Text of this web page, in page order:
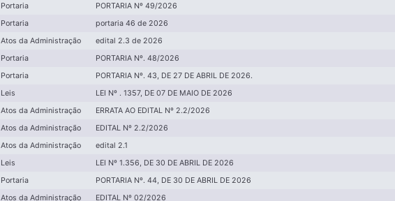
Portaria
PORTARIA Nº 49/2026
Portaria
portaria 46 de 2026
Atos da Administração
edital 2.3 de 2026
Portaria
PORTARIA Nº. 48/2026
Portaria
PORTARIA Nº. 43, DE 27 DE ABRIL DE 2026.
Leis
LEI Nº . 1357, DE 07 DE MAIO DE 2026
Atos da Administração
ERRATA AO EDITAL Nº 2.2/2026
Atos da Administração
EDITAL Nº 2.2/2026
Atos da Administração
edital 2.1
Leis
LEI Nº 1.356, DE 30 DE ABRIL DE 2026
Portaria
PORTARIA Nº. 44, DE 30 DE ABRIL DE 2026
Atos da Administração
EDITAL Nº 02/2026